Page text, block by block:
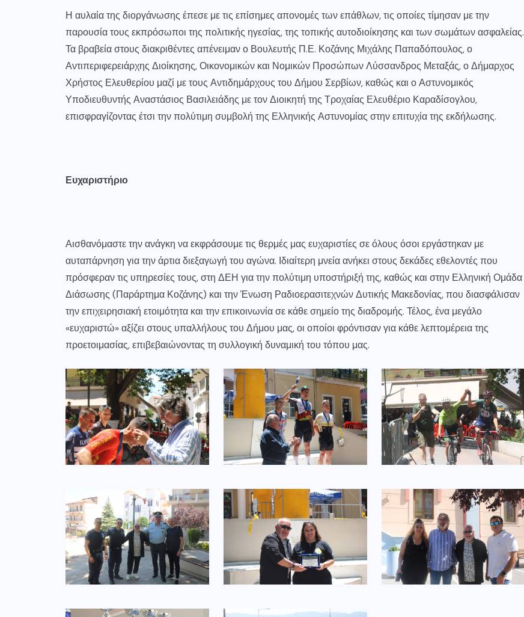
Η αυλαία της διοργάνωσης έπεσε με τις επίσημες απονομές των επάθλων, τις οποίες τίμησαν με την
παρουσία τους εκπρόσωποι της πολιτικής ηγεσίας, της τοπικής αυτοδιοίκησης και των σωμάτων ασφαλείας.
Τα βραβεία στους διακριθέντες απένειμαν ο Βουλευτής Π.Ε. Κοζάνης Μιχάλης Παπαδόπουλος, ο
Αντιπεριφερειάρχης Διοίκησης, Οικονομικών και Νομικών Προσώπων Λύσσανδρος Μεταξάς, ο Δήμαρχος
Χρήστος Ελευθερίου μαζί με τους Αντιδημάρχους του Δήμου Σερβίων, καθώς και ο Αστυνομικός
Υποδιευθυντής Αναστάσιος Βασιλειάδης με τον Διοικητή της Τροχαίας Ελευθέριο Καραδίσογλου,
επισφραγίζοντας έτσι την πολύτιμη συμβολή της Ελληνικής Αστυνομίας στην επιτυχία της εκδήλωσης.
Ευχαριστήριο
Αισθανόμαστε την ανάγκη να εκφράσουμε τις θερμές μας ευχαριστίες σε όλους όσοι εργάστηκαν με
αυταπάρνηση για την άρτια διεξαγωγή του αγώνα. Ιδιαίτερη μνεία ανήκει στους δεκάδες εθελοντές που
πρόσφεραν τις υπηρεσίες τους, στη ΔΕΗ για την πολύτιμη υποστήριξή της, καθώς και στην Ελληνική Ομάδα
Διάσωσης (Παράρτημα Κοζάνης) και την Ένωση Ραδιοερασιτεχνών Δυτικής Μακεδονίας, που διασφάλισαν
την επιχειρησιακή ετοιμότητα και την επικοινωνία σε κάθε σημείο της διαδρομής. Τέλος, ένα μεγάλο
«ευχαριστώ» αξίζει στους υπαλλήλους του Δήμου μας, οι οποίοι φρόντισαν για κάθε λεπτομέρεια της
προετοιμασίας, επιβεβαιώνοντας τη συλλογική δυναμική του τόπου μας.